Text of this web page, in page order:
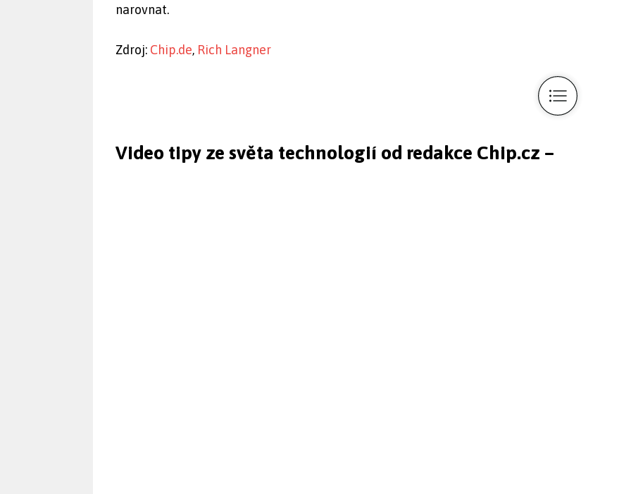
narovnat.
Zdroj: Chip.de, Rich Langner
Video tipy ze světa technologií od redakce Chip.cz –